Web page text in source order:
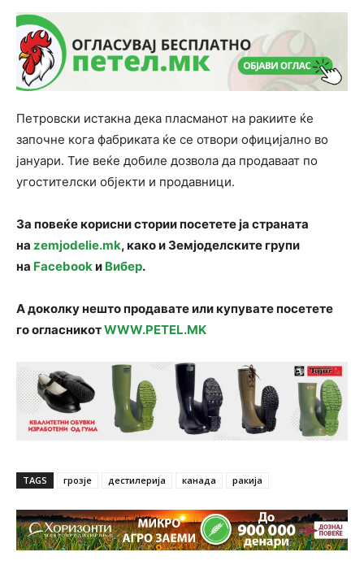
Петровски истакна дека пласманот на ракиите ќе
започне кога фабриката ќе се отвори официјално во
јануари. Тие веќе добиле дозвола да продаваат по
угостителски објекти и продавници.
За повеќе корисни стории посетете ја страната
на zemjodelie.mk, како и Земјоделските групи
на Facebookи Вибер.
А доколку нешто продавате или купувате посетете
го огласникотWWW.PETEL.MK
TAGS грозје дестилерија канада ракија